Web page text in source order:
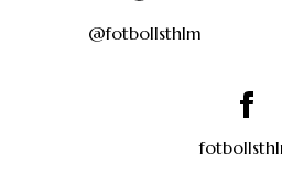
@fotbollsthlm